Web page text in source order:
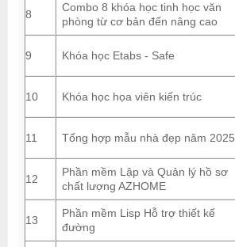
8
Combo 8 khóa học tinh học văn
phòng từ cơ bản đến nâng cao
9 Khóa học Etabs - Safe
10 Khóa học họa viên kiến trúc
11 Tổng hợp mẫu nhà đẹp năm 2025
12
Phần mềm Lập và Quản lý hồ sơ
chất lượng AZHOME
13
Phần mềm Lisp Hỗ trợ thiết kế
đường